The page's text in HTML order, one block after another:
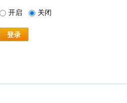
开启 关闭
登录